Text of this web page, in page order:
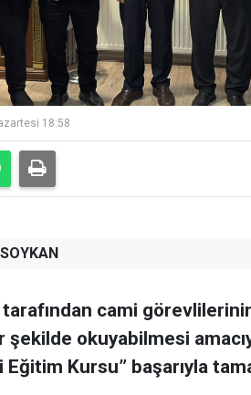
18:58
cami
okuyabilmesi
Kursu” başarıyla